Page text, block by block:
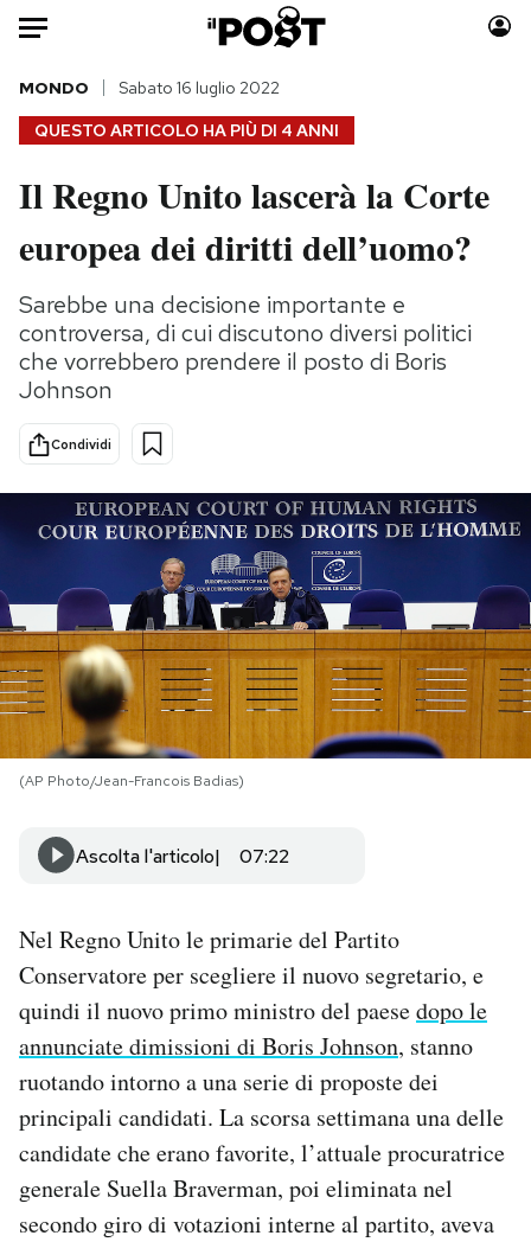
Auto
HOME
Italia
Politica
Tecnologia
Internet
Scienza
Cultura
Economia
Moda
Consumismi
Storie/Idee
Ok Boomer!
Media
NEWSLETTER
I MIEI PREFERITI
AREA PERSONALE
Area Personale
Newsletter
Notifiche mobile
Regala il Post
Hai bisogno di aiuto?
QUESTO ARTICOLO HA PIÙ DI 4 ANNI
MONDO Sabato 16 luglio 2022
Il Regno Unito lascerà la Corte
europea dei diritti dell’uomo?
Sarebbe una decisione importante e
controversa, di cui discutono diversi politici
che vorrebbero prendere il posto di Boris
Johnson
Condividi
(AP Photo/Jean-Francois Badias)
Ascolta l'articolo 07:22
Nel Regno Unito le primarie del Partito
Conservatore per scegliere il nuovo segretario, e
quindi il nuovo primo ministro del paesedopo le
annunciate dimissioni di Boris Johnson, stanno
ruotando intorno a una serie di proposte dei
principali candidati. La scorsa settimana una delle
candidate che erano favorite, l’attuale procuratrice
generale Suella Braverman, poi eliminata nel
secondo giro di votazioni interne al partito, aveva